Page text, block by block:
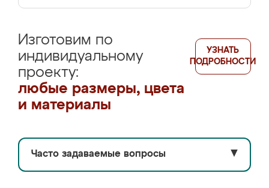
Изготовим по
индивидуальному
проекту:
любые размеры, цвета
и материалы
УЗНАТЬ
ПОДРОБНОСТИ
Часто задаваемые вопросы ▼